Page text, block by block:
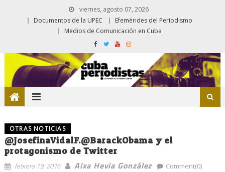
viernes, agosto 07, 2026
Documentos de la UPEC
Efemérides del Periodismo
Medios de Comunicación en Cuba
OTRAS NOTICIAS
@JosefinaVidalF.@BarackObama y el
protagonismo de Twitter
febrero 19, 2016 Aixa Hevia González Comment(0)